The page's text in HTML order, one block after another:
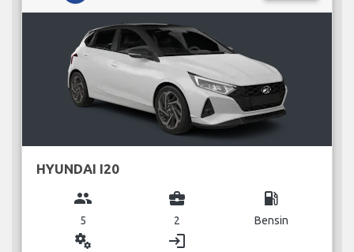
HYUNDAI I20
group
5
business_center
2
local_gas_station
Bensin
miscellaneous_services login